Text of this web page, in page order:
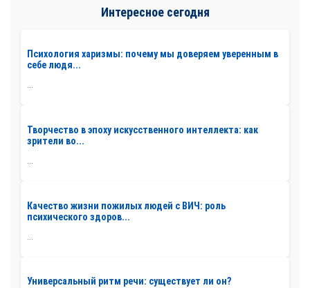
Интересное сегодня
Психология харизмы: почему мы доверяем уверенным в
себе людя...
...
Творчество в эпоху искусственного интеллекта: как
зрители во...
...
Качество жизни пожилых людей с ВИЧ: роль
психического здоров...
Универсальный ритм речи: существует ли он?